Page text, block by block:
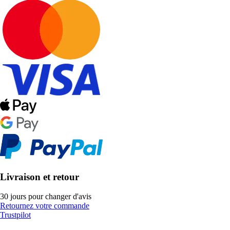
Livraison et retour
30 jours pour changer d'avis
Retournez votre commande
Trustpilot